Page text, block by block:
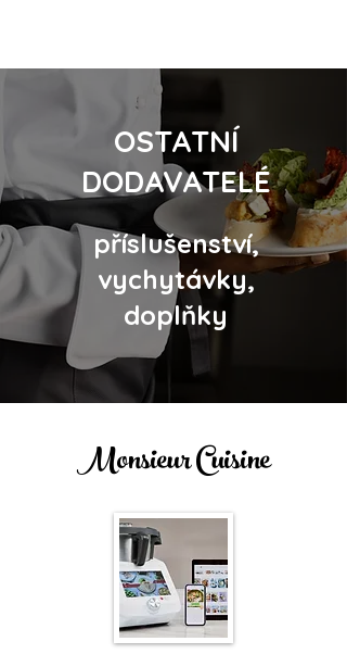
OSTATNÍ
DODAVATELÉ
příslušenství,
vychytávky,
doplňky
Monsieur Cuisine